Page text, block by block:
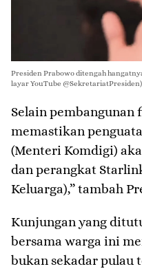
Presiden Prabowo ditengah
layar YouTube @SekretariatPresiden)
​Selain pembangunan
memastikan
(Menteri Komdigi)
dan perangkat
Keluarga),” tambah
​Kunjungan yang
bersama warga ini
bukan sekadar pulau